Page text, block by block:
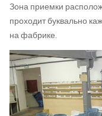
Зона приемки
проходит буквально
на фабрике.